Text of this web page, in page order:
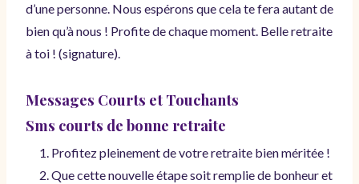
d’une personne. Nous espérons que cela te fera autant de
bien qu’à nous ! Profite de chaque moment. Belle retraite
à toi ! (signature).
Messages Courts et Touchants
Sms courts de bonne retraite
Profitez pleinement de votre retraite bien méritée !
Que cette nouvelle étape soit remplie de bonheur et